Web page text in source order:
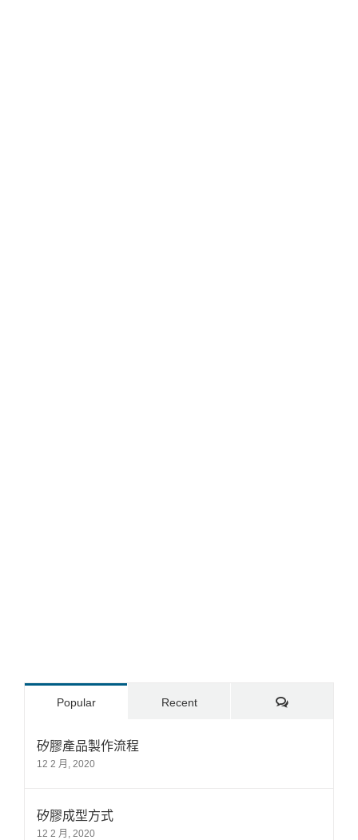
Popular Recent Comments
矽膠產品製作流程
12 2 月, 2020
矽膠成型方式
12 2 月, 2020